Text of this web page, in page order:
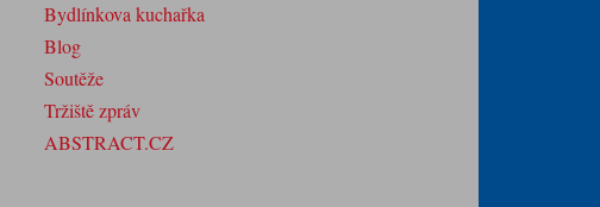
Bydlínkova kuchařka
Blog
Soutěže
Tržiště zpráv
ABSTRACT.CZ